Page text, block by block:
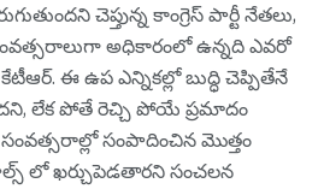
చెప్తున్న కాంగ్రెస్ పార్టీ నేతలు,
సంవత్సరాలుగా అధికారంలో ఉన్నది ఎవరో
ఈ ఉప ఎన్నికల్లో బుద్ధి చెప్పితేనే
లేక పోతే రెచ్చి పోయే ప్ర‌మాదం
సంవత్సరాల్లో సంపాదించిన మొత్తం
లో ఖర్చుపెడతారని సంచ‌ల‌న